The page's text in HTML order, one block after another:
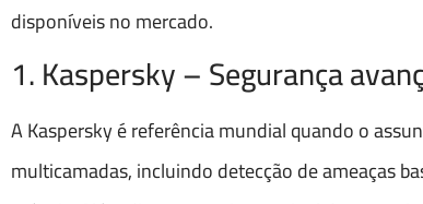
disponíveis no mercado.
1. Kaspersky – Segurança
A Kaspersky é referência mundial quando o
multicamadas, incluindo detecção de ameaças